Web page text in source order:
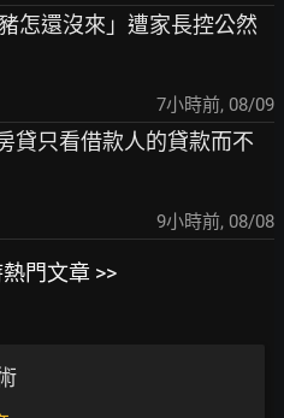
怎還沒來」遭家長控公然
7小時前, 08/09
貸只看借款人的貸款而不
9小時前, 08/08
門文章 >>